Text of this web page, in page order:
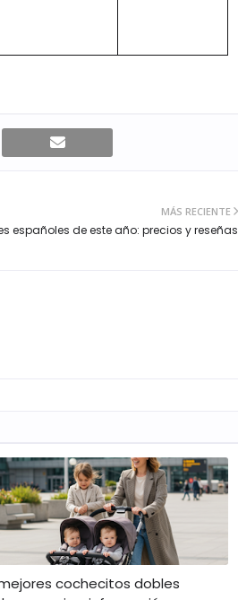
MÁS RECIENTE
españoles de este año: precios y reseñas
cochecitos dobles